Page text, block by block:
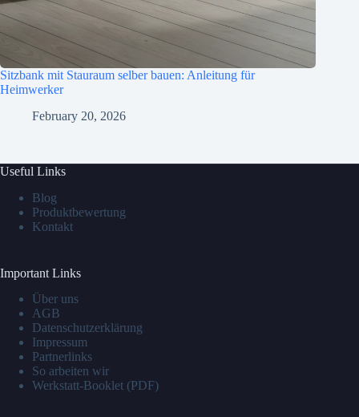
Sitzbank mit Stauraum selber bauen: Anleitung für
Heimwerker
February 20, 2026
Useful Links
Blog
Produktbewertung
Kontakt
Important Links
Über uns
AGB
Datenschutzerklärung
Impressum
Partnerlinks
So arbeiten wir
Werkstatt-Booklet (PDF)